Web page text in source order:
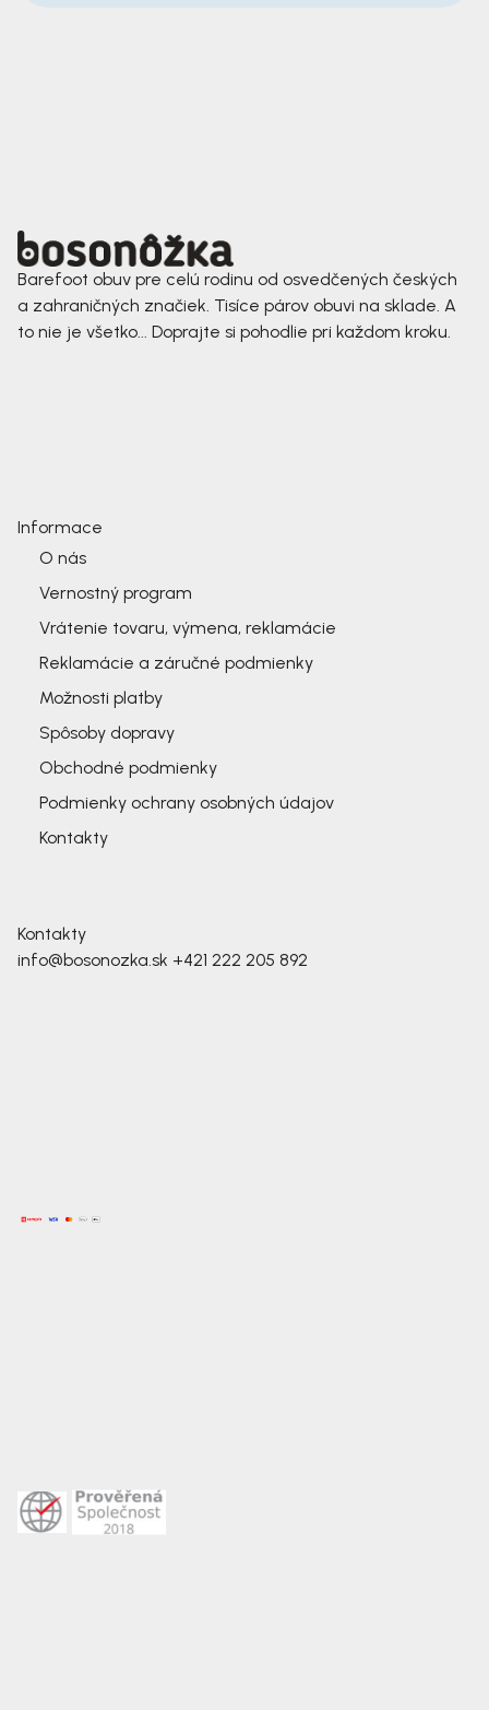
Barefoot obuv pre celú rodinu od osvedčených českých
a zahraničných značiek. Tisíce párov obuvi na sklade. A
to nie je všetko... Doprajte si pohodlie pri každom kroku.
Informace
O nás
Vernostný program
Vrátenie tovaru, výmena, reklamácie
Reklamácie a záručné podmienky
Možnosti platby
Spôsoby dopravy
Obchodné podmienky
Podmienky ochrany osobných údajov
Kontakty
Kontakty
info@bosonozka.sk +421 222 205 892